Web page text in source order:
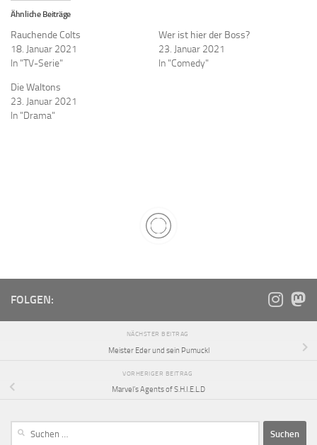
Ähnliche Beiträge
Rauchende Colts
18. Januar 2021
In "TV-Serie"
Wer ist hier der Boss?
23. Januar 2021
In "Comedy"
Die Waltons
23. Januar 2021
In "Drama"
FOLGEN:
NÄCHSTER BEITRAG
Meister Eder und sein Pumuckl
VORHERIGER BEITRAG
Marvel’s Agents of S.H.I.E.L.D